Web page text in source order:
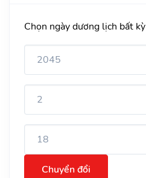
Chọn ngày dương lịch bất kỳ
Chuyển đổi